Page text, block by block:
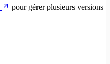
pour gérer plusieurs versions